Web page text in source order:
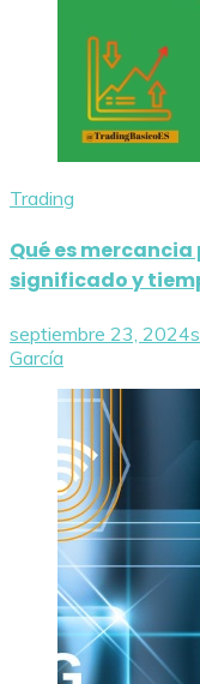
Trading
Qué es
significado y
septiembre 23, 2024
García